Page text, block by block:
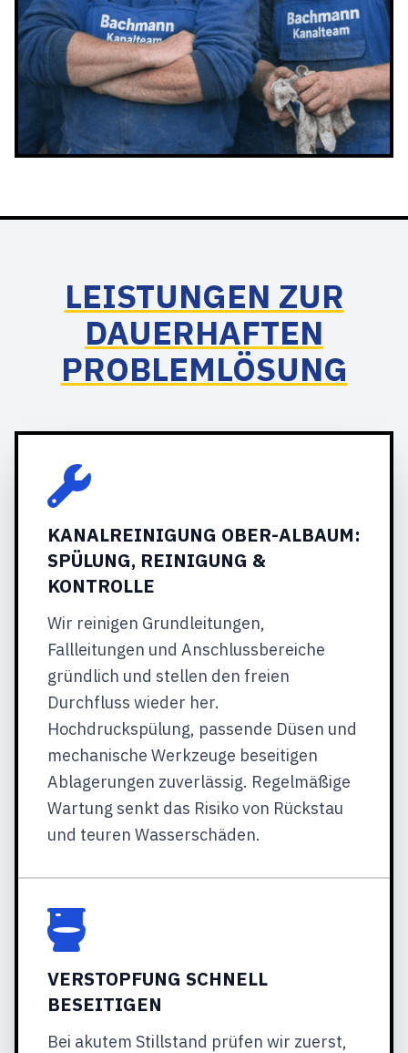
LEISTUNGEN ZUR
DAUERHAFTEN
PROBLEMLÖSUNG
KANALREINIGUNG OBER-ALBAUM:
SPÜLUNG, REINIGUNG &
KONTROLLE
Wir reinigen Grundleitungen,
Fallleitungen und Anschlussbereiche
gründlich und stellen den freien
Durchfluss wieder her.
Hochdruckspülung, passende Düsen und
mechanische Werkzeuge beseitigen
Ablagerungen zuverlässig. Regelmäßige
Wartung senkt das Risiko von Rückstau
und teuren Wasserschäden.
VERSTOPFUNG SCHNELL
BESEITIGEN
Bei akutem Stillstand prüfen wir zuerst,